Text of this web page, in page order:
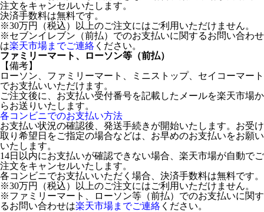
注文をキャンセルいたします。
決済手数料は無料です。
※30万円（税込）以上のご注文にはご利用いただけません。
※セブンイレブン（前払）でのお支払いに関するお問い合わせ
は楽天市場までご連絡 ください。
ファミリーマート、ローソン等（前払）
【備考】
ローソン、ファミリーマート、ミニストップ、セイコーマート
でお支払いいただけます。
ご注文後に、お支払い受付番号を記載したメールを楽天市場か
らお送りいたします。
各コンビニでのお支払い方法
お支払い状況の確認後、発送手続きが開始いたします。お受け
取り希望日をご指定の場合などは、お早めのお支払いをお願い
いたします。
14日以内にお支払いが確認できない場合、楽天市場が自動でご
注文をキャンセルいたします。
各コンビニでお支払いいただく場合、決済手数料は無料です。
※30万円（税込）以上のご注文にはご利用いただけません。
※ファミリーマート、ローソン等（前払）でのお支払いに関す
るお問い合わせは楽天市場までご連絡 ください。